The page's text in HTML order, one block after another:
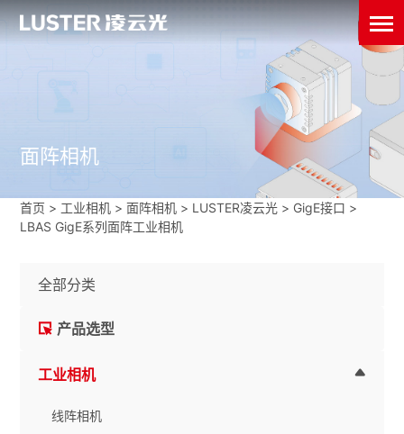
面阵相机
首页 > 工业相机 >面阵相机 > LUSTER凌云光 > GigE接口 >
LBAS GigE系列面阵工业相机
全部分类
产品选型
工业相机
线阵相机